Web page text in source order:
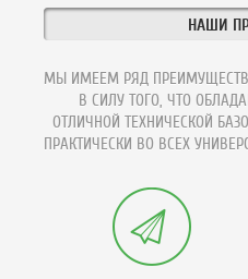
НАШИ
МЫ ИМЕЕМ РЯД
В СИЛУ ТОГО, ЧТО
ОТЛИЧНОЙ ТЕХНИЧЕСКОЙ
ПРАКТИЧЕСКИ ВО ВСЕХ